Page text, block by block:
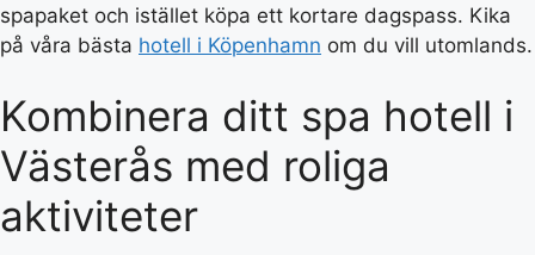
spapaket och istället köpa ett kortare dagspass. Kika
på våra bästa hotell i Köpenhamn om du vill utomlands.
Kombinera ditt spa hotell i
Västerås med roliga
aktiviteter